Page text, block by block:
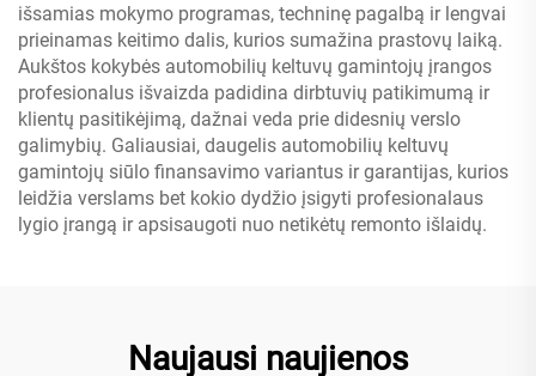
išsamias mokymo programas, techninę pagalbą ir lengvai
prieinamas keitimo dalis, kurios sumažina prastovų laiką.
Aukštos kokybės automobilių keltuvų gamintojų įrangos
profesionalus išvaizda padidina dirbtuvių patikimumą ir
klientų pasitikėjimą, dažnai veda prie didesnių verslo
galimybių. Galiausiai, daugelis automobilių keltuvų
gamintojų siūlo finansavimo variantus ir garantijas, kurios
leidžia verslams bet kokio dydžio įsigyti profesionalaus
lygio įrangą ir apsisaugoti nuo netikėtų remonto išlaidų.
Naujausi naujienos